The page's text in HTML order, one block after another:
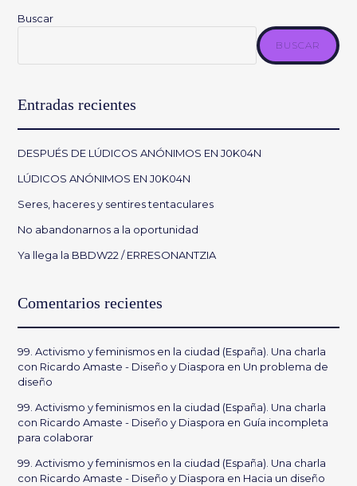
Buscar
BUSCAR
Entradas recientes
DESPUÉS DE LÚDICOS ANÓNIMOS EN J0K04N
LÚDICOS ANÓNIMOS EN J0K04N
Seres, haceres y sentires tentaculares
No abandonarnos a la oportunidad
Ya llega la BBDW22 / ERRESONANTZIA
Comentarios recientes
99. Activismo y feminismos en la ciudad (España). Una charla
con Ricardo Amaste - Diseño y Diaspora en Un problema de
diseño
99. Activismo y feminismos en la ciudad (España). Una charla
con Ricardo Amaste - Diseño y Diaspora en Guía incompleta
para colaborar
99. Activismo y feminismos en la ciudad (España). Una charla
con Ricardo Amaste - Diseño y Diaspora en Hacia un diseño